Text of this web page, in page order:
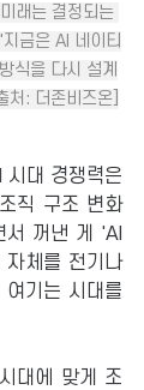
래는 결정되는
금은 AI 네이티
식을 다시 설계
처: 더존비즈온]
시대 경쟁력은
직 구조 변화
서 꺼낸 게 'AI
체를 전기나
기는 시대를
대에 맞게 조